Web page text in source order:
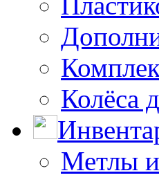
Колёса
Метлы